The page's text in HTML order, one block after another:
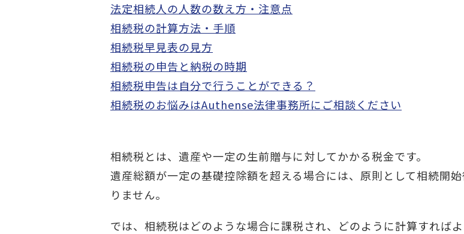
法定相続人の人数の数え方・注意点
相続税の計算方法・手順
相続税早見表の見方
相続税の申告と納税の時期
相続税申告は自分で行うことができる？
相続税のお悩みはAuthense法律事務所にご相談ください
相続税とは、遺産や一定の生前贈与に対してかかる税金です。
遺産総額が一定の基礎控除額を超える場合には、原則として相続開
りません。
では、相続税はどのような場合に課税され、どのように計算すれば